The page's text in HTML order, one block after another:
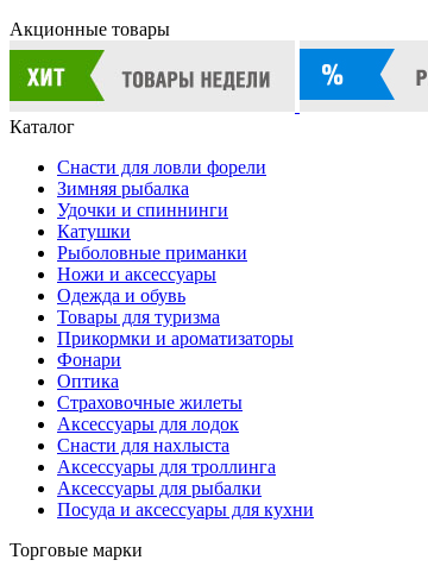
Акционные товары
Каталог
Снасти для ловли форели
Зимняя рыбалка
Удочки и спиннинги
Катушки
Рыболовные приманки
Ножи и аксессуары
Одежда и обувь
Товары для туризма
Прикормки и ароматизаторы
Фонари
Оптика
Страховочные жилеты
Аксессуары для лодок
Снасти для нахлыста
Аксессуары для троллинга
Аксессуары для рыбалки
Посуда и аксессуары для кухни
Торговые марки